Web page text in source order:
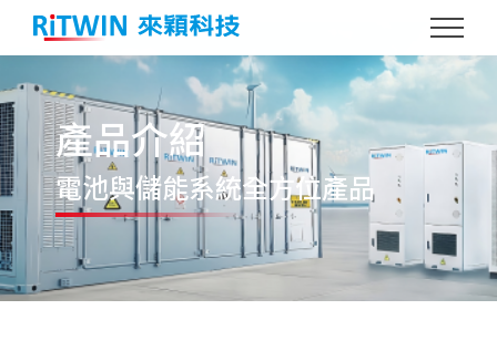
產品介紹
電池與儲能系統全方位產品